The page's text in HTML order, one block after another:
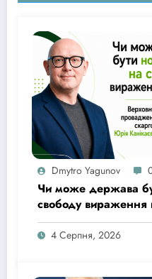
Dmytro Yagunov
Чи може держава
свободу вираження
Верховний Суд
за касаційною
4 Серпня, 2026